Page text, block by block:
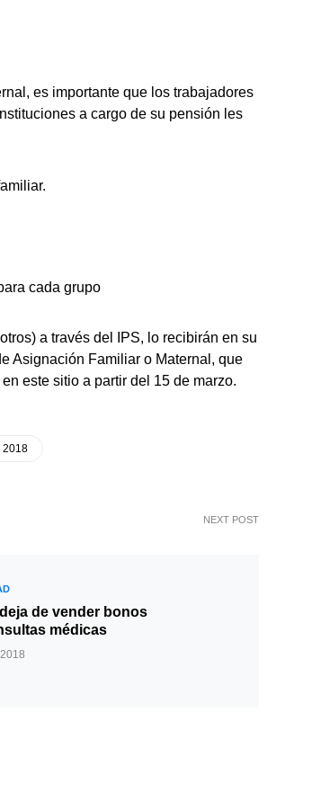
es importante que los trabajadores
a cargo de su pensión les
a través del IPS, lo recibirán en su
Asignación Familiar o Maternal, que
este sitio a partir del 15 de marzo.
2018
NEXT POST
de vender bonos
médicas